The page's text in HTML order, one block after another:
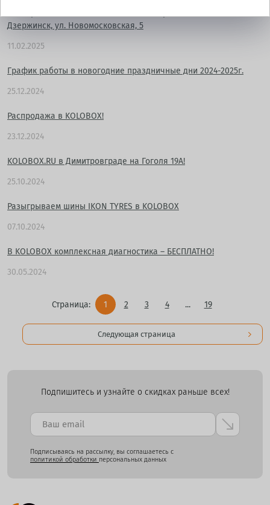
Дзержинск, ул. Новомосковская, 5
11.02.2025
График работы в новогодние праздничные дни 2024-2025г.
25.12.2024
Распродажа в KOLOBOX!
23.12.2024
KOLOBOX.RU в Димитровграде на Гоголя 19А!
25.10.2024
Разыгрываем шины IKON TYRES в KOLOBOX
07.10.2024
В KOLOBOX комплексная диагностика – БЕСПЛАТНО!
30.05.2024
Страница: 1 2 3 4 ... 19
Следующая страница
Подпишитесь и узнайте о скидках раньше всех!
Подписываясь на рассылку, вы соглашаетесь с
политикой обработки персональных данных